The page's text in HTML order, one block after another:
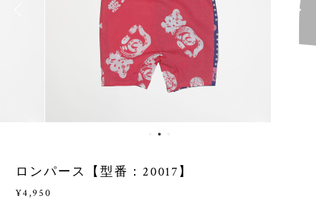
ロンパース【型番：20017】
¥4,950